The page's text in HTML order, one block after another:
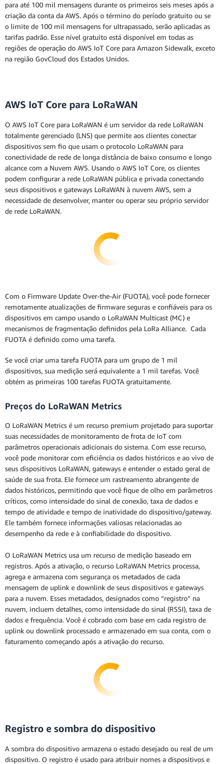
para até 100 mil mensagens durante os primeiros seis meses após a
criação da conta da AWS. Após o término do período gratuito ou se
o limite de 100 mil mensagens for ultrapassado, serão aplicadas as
tarifas padrão. Esse nível gratuito está disponível em todas as
regiões de operação do AWS IoT Core para Amazon Sidewalk, exceto
na região GovCloud dos Estados Unidos.
AWS IoT Core para LoRaWAN
O AWS IoT Core para LoRaWAN é um servidor da rede LoRaWAN
totalmente gerenciado (LNS) que permite aos clientes conectar
dispositivos sem fio que usam o protocolo LoRaWAN para
conectividade de rede de longa distância de baixo consumo e longo
alcance com a Nuvem AWS. Usando o AWS IoT Core, os clientes
podem configurar a rede LoRaWAN pública e privada conectando
seus dispositivos e gateways LoRaWAN à nuvem AWS, sem a
necessidade de desenvolver, manter ou operar seu próprio servidor
de rede LoRaWAN.
Com o Firmware Update Over-the-Air (FUOTA), você pode fornecer
remotamente atualizações de firmware seguras e confiáveis para os
dispositivos em campo usando o LoRaWAN Multicast (MC) e
mecanismos de fragmentação definidos pela LoRa Alliance. Cada
FUOTA é definido como uma tarefa.
Se você criar uma tarefa FUOTA para um grupo de 1 mil
dispositivos, sua medição será equivalente a 1 mil tarefas. Você
obtém as primeiras 100 tarefas FUOTA gratuitamente.
Preços do LoRaWAN Metrics
O LoRaWAN Metrics é um recurso premium projetado para suportar
suas necessidades de monitoramento de frota de IoT com
parâmetros operacionais adicionais do sistema. Com esse recurso,
você pode monitorar com eficiência os dados históricos e ao vivo de
seus dispositivos LoRaWAN, gateways e entender o estado geral de
saúde de sua frota. Ele fornece um rastreamento abrangente de
dados históricos, permitindo que você fique de olho em parâmetros
críticos, como intensidade do sinal de conexão, taxa de dados e
tempo de atividade e tempo de inatividade do dispositivo/gateway.
Ele também fornece informações valiosas relacionadas ao
desempenho da rede e à confiabilidade do dispositivo.
O LoRaWAN Metrics usa um recurso de medição baseado em
registros. Após a ativação, o recurso LoRaWAN Metrics processa,
agrega e armazena com segurança os metadados de cada
mensagem de uplink e downlink de seus dispositivos e gateways
para a nuvem. Esses metadados, designados como “registro” na
nuvem, incluem detalhes, como intensidade do sinal (RSSI), taxa de
dados e frequência. Você é cobrado com base em cada registro de
uplink ou downlink processado e armazenado em sua conta, com o
faturamento começando após a ativação do recurso.
Registro e sombra do dispositivo
A sombra do dispositivo armazena o estado desejado ou real de um
dispositivo. O registro é usado para atribuir nomes a dispositivos e